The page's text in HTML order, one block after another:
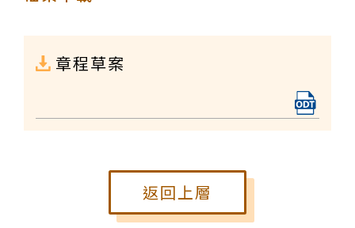
章程草案
返回上層